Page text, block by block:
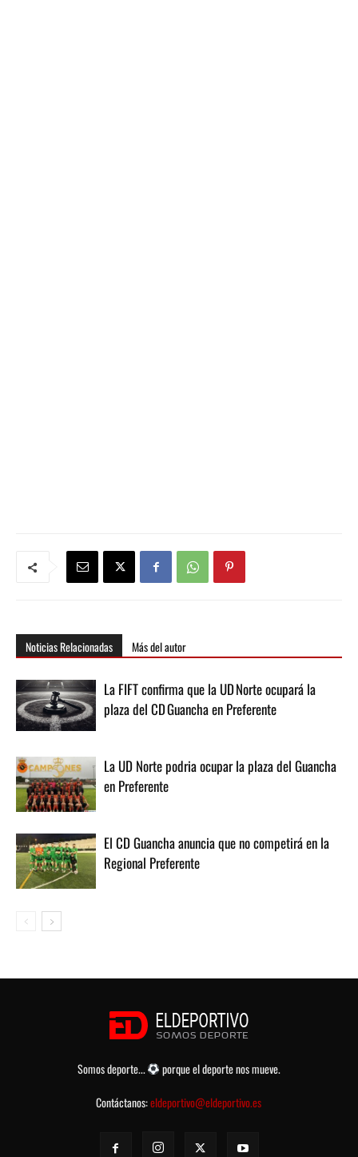
Noticias Relacionadas Más del autor
La FIFT confirma que la UD Norte ocupará la
plaza del CD Guancha en Preferente
La UD Norte podria ocupar la plaza del Guancha
en Preferente
El CD Guancha anuncia que no competirá en la
Regional Preferente
Somos deporte...
porque el deporte nos mueve.
Contáctanos:eldeportivo@eldeportivo.es